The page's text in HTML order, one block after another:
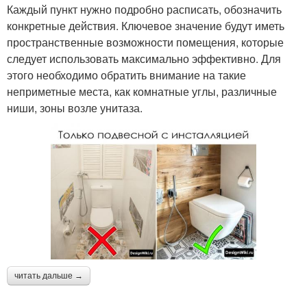
Каждый пункт нужно подробно расписать, обозначить
конкретные действия. Ключевое значение будут иметь
пространственные возможности помещения, которые
следует использовать максимально эффективно. Для
этого необходимо обратить внимание на такие
неприметные места, как комнатные углы, различные
ниши, зоны возле унитаза.
читать дальше →